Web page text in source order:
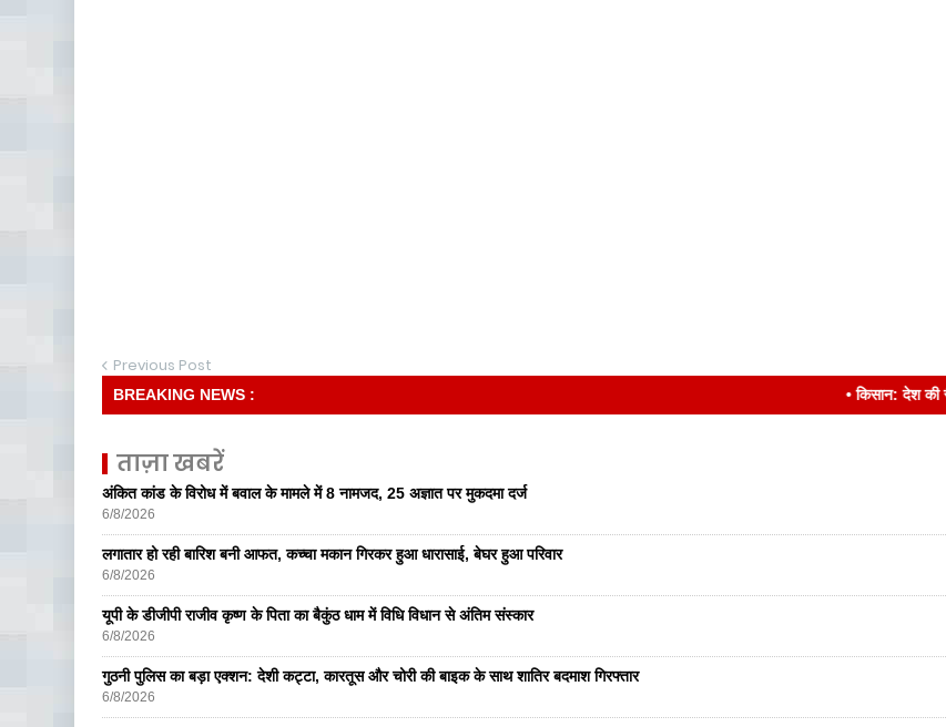
Previous Post
BREAKING NEWS : • किसान: देश की रीढ़
ताज़ा खबरें
अंकित कांड के विरोध में बवाल के मामले में 8 नामजद, 25 अज्ञात पर मुकदमा दर्ज
6/8/2026
लगातार हो रही बारिश बनी आफत, कच्चा मकान गिरकर हुआ धारासाई, बेघर हुआ परिवार
6/8/2026
यूपी के डीजीपी राजीव कृष्ण के पिता का बैकुंठ धाम में विधि विधान से अंतिम संस्कार
6/8/2026
गुठनी पुलिस का बड़ा एक्शन: देशी कट्टा, कारतूस और चोरी की बाइक के साथ शातिर बदमाश गिरफ्तार
6/8/2026